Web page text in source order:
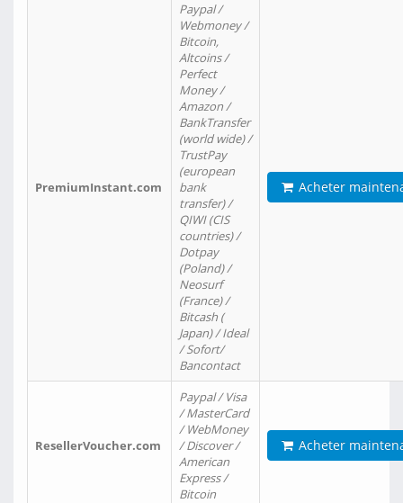
PremiumInstant.com
Paypal /
Webmoney /
Bitcoin,
Altcoins /
Perfect
Money /
Amazon /
BankTransfer
(world wide) /
TrustPay
(european
bank
transfer) /
QIWI (CIS
countries) /
Dotpay
(Poland) /
Neosurf
(France) /
Bitcash (
Japan) / Ideal
/ Sofort/
Bancontact
Acheter
ResellerVoucher.com
Paypal / Visa
/ MasterCard
/ WebMoney
/ Discover /
American
Express /
Bitcoin
Acheter